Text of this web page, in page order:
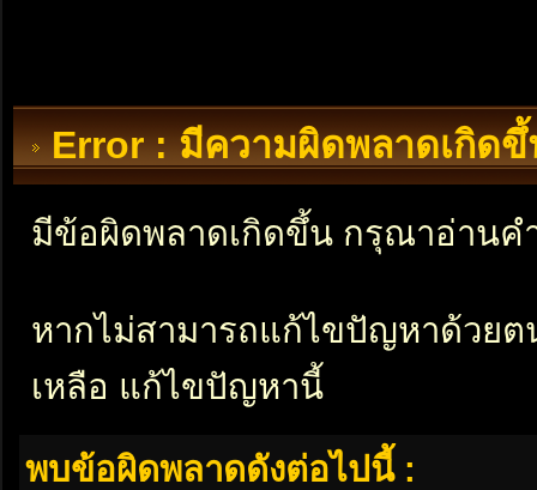
Error : มีความผิดพลาดเกิดขึ้
มีข้อผิดพลาดเกิดขึ้น กรุณาอ่านค
หากไม่สามารถแก้ไขปัญหาด้วย
เหลือ แก้ไขปัญหานี้
พบข้อผิดพลาดดังต่อไปนี้ :